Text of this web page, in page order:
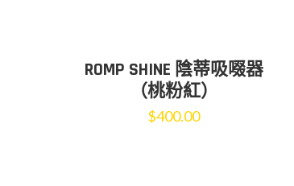
ROMP SHINE 陰蒂吸啜器
（桃粉紅）
$400.00